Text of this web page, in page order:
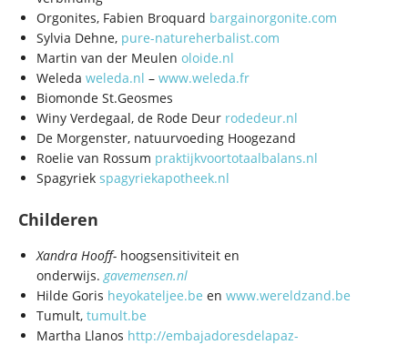
Orgonites, Fabien Broquard bargainorgonite.com
Sylvia Dehne, pure-natureherbalist.com
Martin van der Meulen oloide.nl
Weleda weleda.nl – www.weleda.fr
Biomonde St.Geosmes
Winy Verdegaal, de Rode Deur rodedeur.nl
De Morgenster, natuurvoeding Hoogezand
Roelie van Rossum praktijkvoortotaalbalans.nl
Spagyriek spagyriekapotheek.nl
Childeren
Xandra Hooff- hoogsensitiviteit en
onderwijs.gavemensen.nl
Hilde Goris heyokateljee.be en www.wereldzand.be
Tumult, tumult.be
Martha Llanos http://embajadoresdelapaz-